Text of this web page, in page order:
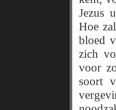
Jezus
Hoe
bloed
zich
voor
soort